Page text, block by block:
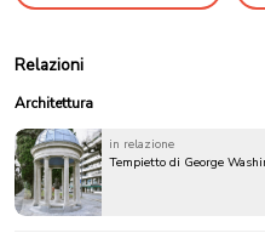
Relazioni
Architettura
in relazione
Tempietto di George